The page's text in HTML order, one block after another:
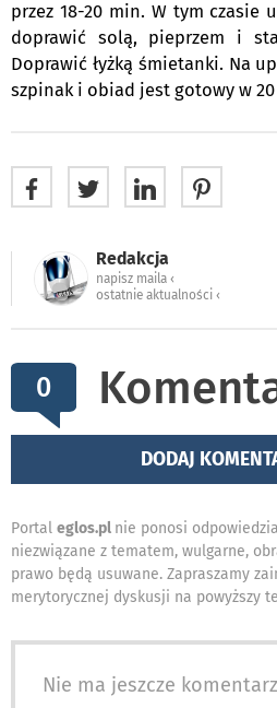
przez 18-20 min. W tym czasie
doprawić solą, pieprzem i
Doprawić łyżką śmietanki. Na
szpinak i obiad jest gotowy w
Redakcja
napisz maila ‹
ostatnie aktualności ‹
0
DODAJ
Portal eglos.pl nie ponosi
niezwiązane z tematem, wulgarne,
prawo będą usuwane. Zapraszamy
merytorycznej dyskusji na powyższy
Nie ma jeszcze